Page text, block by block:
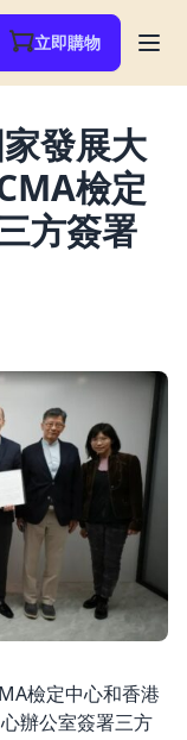
立即購物
發展大
檢定
方簽署
檢定中心和香港
辦公室簽署三方